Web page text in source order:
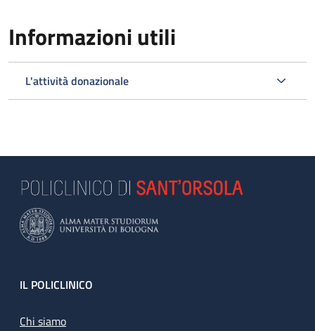
Informazioni utili
L'attività donazionale
Footer
IL POLICLINICO
Chi siamo